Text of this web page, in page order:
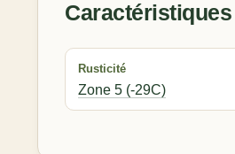
Rusticité
Zone 5 (-29C)